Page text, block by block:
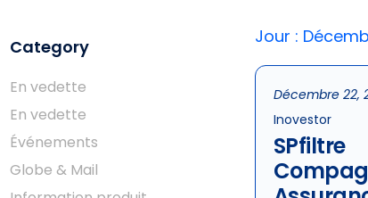
Category
En vedette
En vedette
Événements
Globe & Mail
Jour :
Décembre 22,
Inovestor
SPfiltre